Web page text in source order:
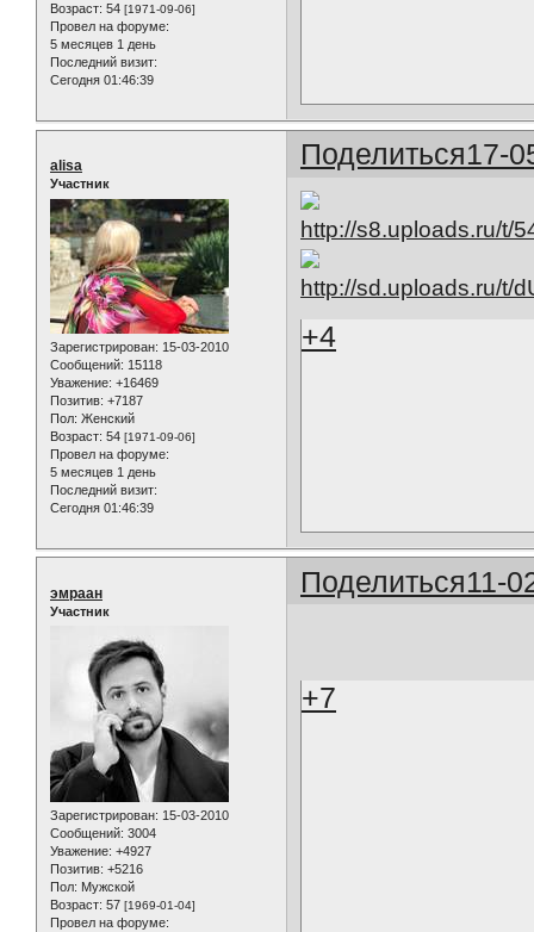
Возраст: 54 [1971-09-06]
Провел на форуме:
5 месяцев 1 день
Последний визит:
Сегодня 01:46:39
Поделиться17-
alisa
Участник
Зарегистрирован: 15-03-2010
Сообщений: 15118
Уважение: +16469
Позитив: +7187
Пол: Женский
Возраст: 54 [1971-09-06]
Провел на форуме:
5 месяцев 1 день
Последний визит:
Сегодня 01:46:39
+4
Поделиться11-
эмраан
Участник
Зарегистрирован: 15-03-2010
Сообщений: 3004
Уважение: +4927
Позитив: +5216
Пол: Мужской
Возраст: 57 [1969-01-04]
Провел на форуме:
+7